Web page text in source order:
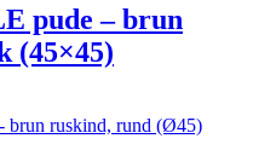
pude – brun
(45×45)